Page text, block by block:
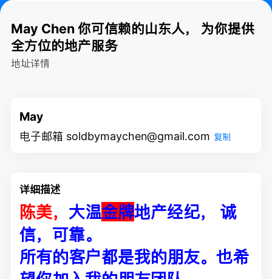
May Chen 你可信赖的山东人， 为你提供
全方位的地产服务
地址详情
May
电子邮箱 soldbymaychen@gmail.com 复制
详细描述
陈美， 大温金牌地产经纪， 诚
信，可靠。
所有的客户都是我的朋友。也希